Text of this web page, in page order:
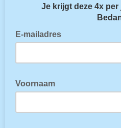
Je krijgt deze 4x
E-mailadres
Voornaam